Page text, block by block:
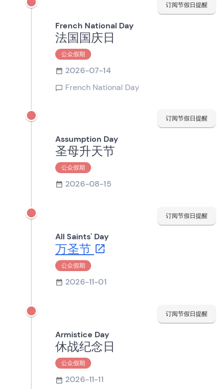
订阅节假日提醒
French National Day
法国国庆日
公众假期
2026-07-14
French National Day
订阅节假日提醒
Assumption Day
圣母升天节
公众假期
2026-08-15
订阅节假日提醒
All Saints' Day
万圣节
公众假期
2026-11-01
订阅节假日提醒
Armistice Day
休战纪念日
公众假期
2026-11-11